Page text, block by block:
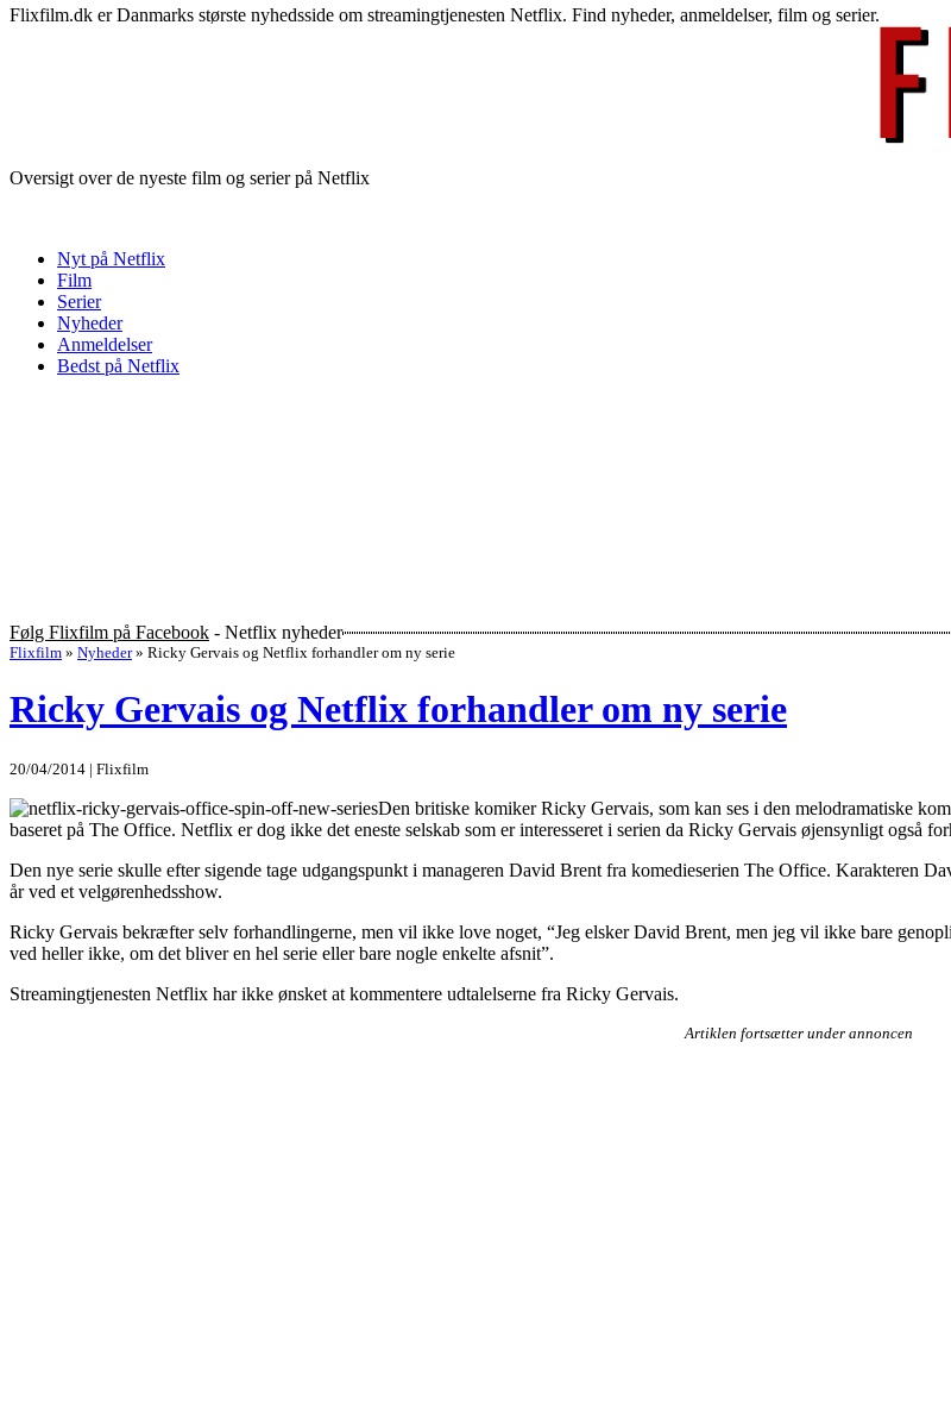
Flixfilm.dk er Danmarks største nyhedsside om streamingtjenesten Netflix. Find nyheder, anmeldelser, film og serier.
Oversigt over de nyeste film og serier på Netflix
Nyt på Netflix
Film
Serier
Nyheder
Anmeldelser
Bedst på Netflix
Følg Flixfilm på Facebook - Netflix nyheder
Flixfilm » Nyheder » Ricky Gervais og Netflix forhandler om ny serie
Ricky Gervais og Netflix forhandler om ny serie
20/04/2014 | Flixfilm
Den britiske komiker Ricky Gervais, som kan ses i den melodramatiske
baseret på The Office. Netflix er dog ikke det eneste selskab som er interesseret i serien da Ricky Gervais øjensynligt også
Den nye serie skulle efter sigende tage udgangspunkt i manageren David Brent fra komedieserien The Office. Karakteren
år ved et velgørenhedsshow.
Ricky Gervais bekræfter selv forhandlingerne, men vil ikke love noget, “Jeg elsker David Brent, men jeg vil ikke bare
ved heller ikke, om det bliver en hel serie eller bare nogle enkelte afsnit”.
Streamingtjenesten Netflix har ikke ønsket at kommentere udtalelserne fra Ricky Gervais.
Artiklen fortsætter under annoncen